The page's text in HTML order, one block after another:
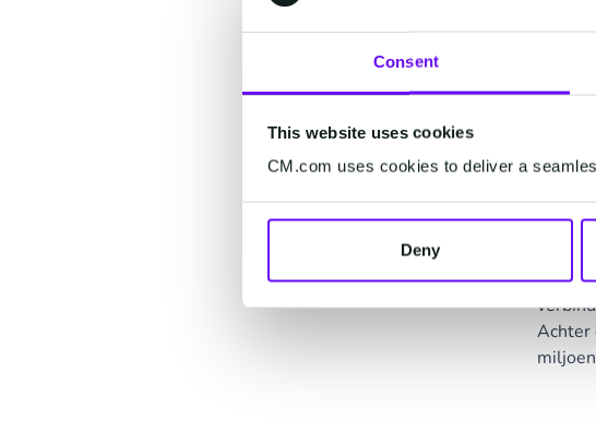
Consent
This website uses cookies
CM.com uses cookies to deliver a
Deny
bedrijven
krijgen
Tags CM.com
Behind
Achter